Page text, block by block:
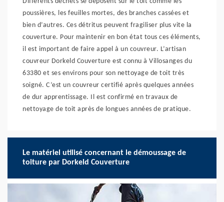
poussières, les feuilles mortes, des branches cassées et
bien d’autres. Ces détritus peuvent fragiliser plus vite la
couverture. Pour maintenir en bon état tous ces éléments,
il est important de faire appel à un couvreur. L’artisan
couvreur Dorkeld Couverture est connu à Villosanges du
63380 et ses environs pour son nettoyage de toit très
soigné. C’est un couvreur certifié après quelques années
de dur apprentissage. Il est confirmé en travaux de
nettoyage de toit après de longues années de pratique.
Le matériel utilisé concernant le démoussage de
toiture par Dorkeld Couverture